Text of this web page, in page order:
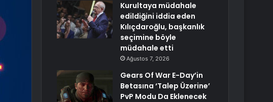
Kurultaya müdahale
edildiğini iddia eden
Kılıçdaroğlu, başkanlık
seçimine böyle
müdahale etti
Ağustos 7, 2026
Gears Of War E-Day’in
Betasına ‘Talep Üzerine’
PvP Modu Da Eklenecek